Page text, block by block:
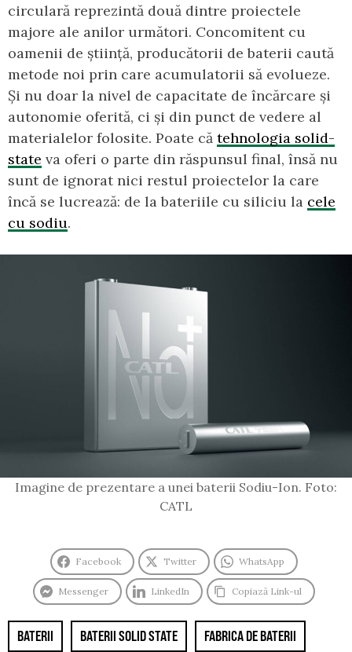
circulară reprezintă două dintre proiectele
majore ale anilor următori. Concomitent cu
oamenii de știință, producătorii de baterii caută
metode noi prin care acumulatorii să evolueze.
Și nu doar la nivel de capacitate de încărcare și
autonomie oferită, ci și din punct de vedere al
materialelor folosite. Poate că tehnologia solid-
state va oferi o parte din răspunsul final, însă nu
sunt de ignorat nici restul proiectelor la care
încă se lucrează: de la bateriile cu siliciu la cele
cu sodiu.
Imagine de prezentare a unei baterii Sodiu-Ion. Foto:
CATL
Facebook Twitter WhatsApp
Messenger LinkedIn Copiază Link-ul
BATERII BATERII SOLID STATE FABRICA DE BATERII